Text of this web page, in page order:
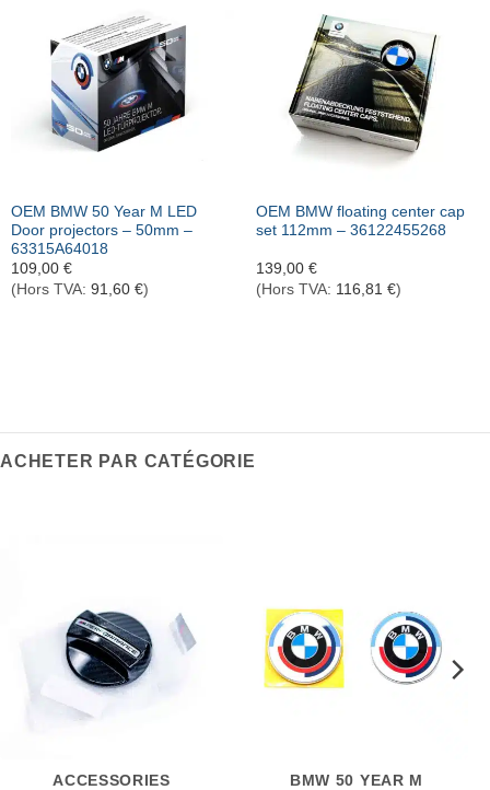
OEM BMW 50 Year M LED
Door projectors – 50mm –
63315A64018
109,00 €
(Hors TVA: 91,60 €)
OEM BMW floating center cap
set 112mm – 36122455268
139,00 €
(Hors TVA: 116,81 €)
ACHETER PAR CATÉGORIE
ACCESSORIES BMW 50 YEAR M